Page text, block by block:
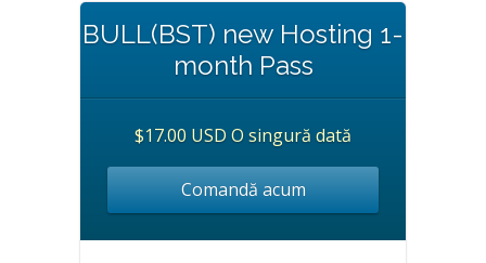
BULL(BST) new Hosting 1-
month Pass
$17.00 USD O singură dată
Comandă acum